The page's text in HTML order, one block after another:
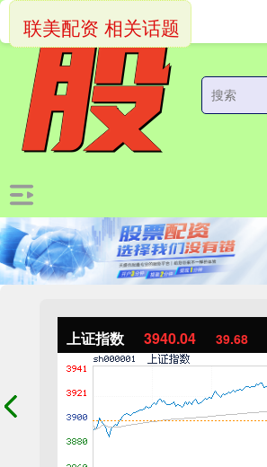
上证指数 3940.04 39.68
联美配资 相关话题